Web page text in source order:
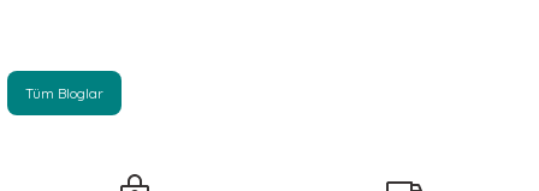
Tüm Bloglar